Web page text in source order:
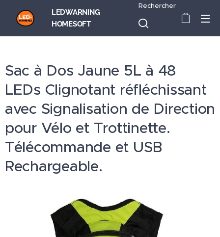
LEDWARNING
HOMESOFT
Rechercher
Sac à Dos Jaune 5L à 48
LEDs Clignotant réfléchissant
avec Signalisation de Direction
pour Vélo et Trottinette.
Télécommande et USB
Rechargeable.